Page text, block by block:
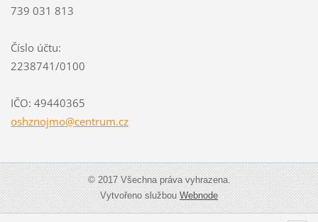
739 031 813
Číslo účtu:
2238741/0100
IČO: 49440365
oshznojmo@centrum.cz
© 2017 Všechna práva vyhrazena.
Vytvořeno službouWebnode